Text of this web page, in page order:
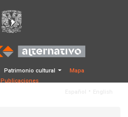
Patrimonio cultural
Mapa
Publicaciones